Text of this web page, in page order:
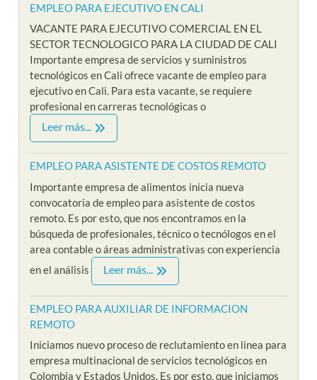
EMPLEO PARA EJECUTIVO EN CALI
VACANTE PARA EJECUTIVO COMERCIAL EN EL
SECTOR TECNOLOGICO PARA LA CIUDAD DE CALI
Importante empresa de servicios y suministros
tecnológicos en Cali ofrece vacante de empleo para
ejecutivo en Cali. Para esta vacante, se requiere
profesional en carreras tecnológicas o
Leer más...
EMPLEO PARA ASISTENTE DE COSTOS REMOTO
Importante empresa de alimentos inicia nueva
convocatoria de empleo para asistente de costos
remoto. Es por esto, que nos encontramos en la
búsqueda de profesionales, técnico o tecnólogos en el
area contable o áreas administrativas con experiencia
en el análisis
Leer más...
EMPLEO PARA AUXILIAR DE INFORMACION
REMOTO
Iniciamos nuevo proceso de reclutamiento en linea para
empresa multinacional de servicios tecnológicos en
Colombia y Estados Unidos. Es por esto, que iniciamos